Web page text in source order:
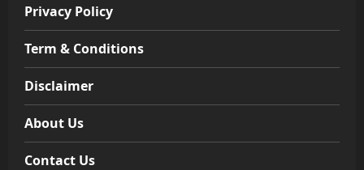
Privacy Policy
Term & Conditions
Disclaimer
About Us
Contact Us